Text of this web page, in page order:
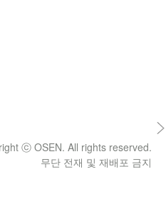
ⓒ OSEN. All rights reserved.
무단 전재 및 재배포 금지